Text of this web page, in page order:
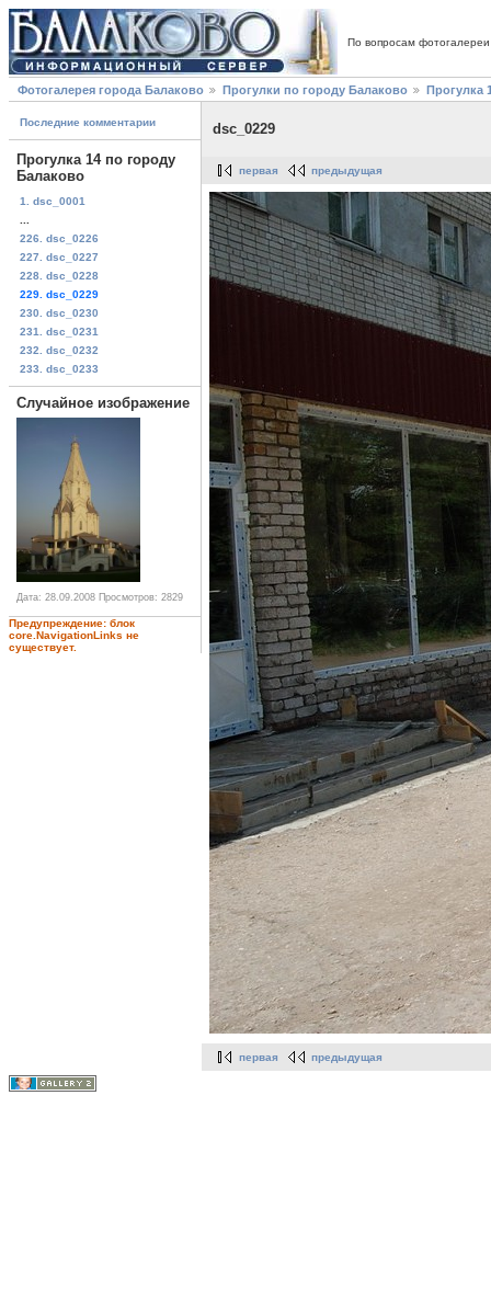
По вопросам
Фотогалерея города Балаково Прогулки по городу Балаково Прогулка
Последние комментарии
Прогулка 14 по городу
Балаково
1. dsc_0001
226. dsc_0226
227. dsc_0227
228. dsc_0228
229. dsc_0229
230. dsc_0230
231. dsc_0231
232. dsc_0232
233. dsc_0233
Случайное изображение
Дата: 28.09.2008 Просмотров: 2829
Предупреждение: блок
core.NavigationLinks не
существует.
dsc_0229
первая предыдущая
первая предыдущая